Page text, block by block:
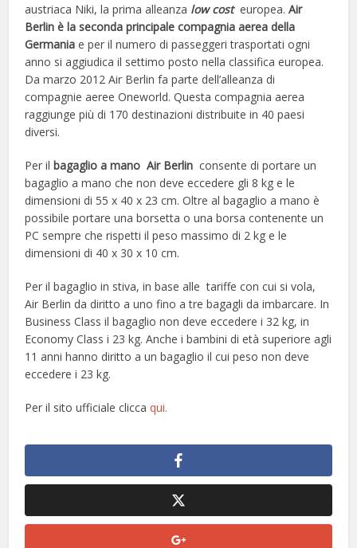
austriaca Niki, la prima alleanza low costeuropea.Air
Berlin è la seconda principale compagnia aerea della
Germania e per il numero di passeggeri trasportati ogni
anno si aggiudica il settimo posto nella classifica europea.
Da marzo 2012 Air Berlin fa parte dell’alleanza di
compagnie aeree Oneworld. Questa compagnia aerea
raggiunge più di 170 destinazioni distribuite in 40 paesi
diversi.
Per il bagaglio a mano Air Berlin consente di portare un
bagaglio a mano che non deve eccedere gli 8 kg e le
dimensioni di 55 x 40 x 23 cm. Oltre al bagaglio a mano è
possibile portare una borsetta o una borsa contenente un
PC sempre che rispetti il peso massimo di 2 kg e le
dimensioni di 40 x 30 x 10 cm.
Per il bagaglio in stiva, in base alle tariffe con cui si vola,
Air Berlin da diritto a uno fino a tre bagagli da imbarcare. In
Business Class il bagaglio non deve eccedere i 32 kg, in
Economy Class i 23 kg. Anche i bambini di età superiore agli
11 anni hanno diritto a un bagaglio il cui peso non deve
eccedere i 23 kg.
Per il sito ufficiale clicca qui.